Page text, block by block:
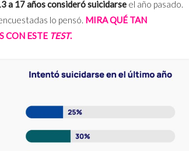
a 17 años consideró suicidarse el año pasado.
lo pensó. MIRA QUÉ TAN
CON ESTE TEST.